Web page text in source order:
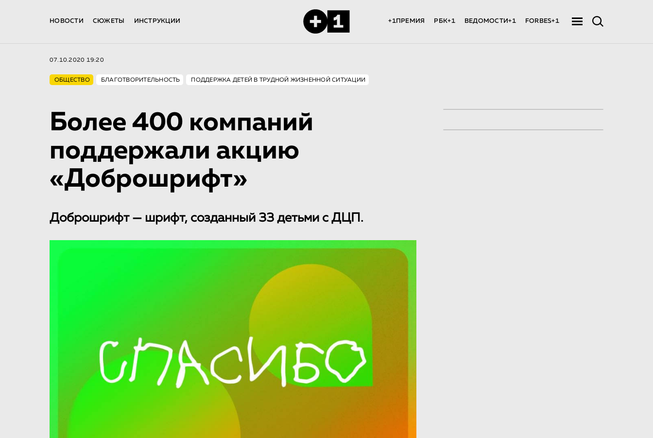
НОВОСТИ СЮЖЕТЫ ИНСТРУКЦИИ +1ПРЕМИЯ РБК+1 ВЕДОМОСТИ+1 FORBES+1
07.10.2020 19:20
ОБЩЕСТВО БЛАГОТВОРИТЕЛЬНОСТЬ ПОДДЕРЖКА ДЕТЕЙ В ТРУДНОЙ ЖИЗНЕННОЙ СИТУАЦИИ
Более 400 компаний
поддержали акцию
«Доброшрифт»
Доброшрифт — шрифт, созданный 33 детьми с ДЦП.